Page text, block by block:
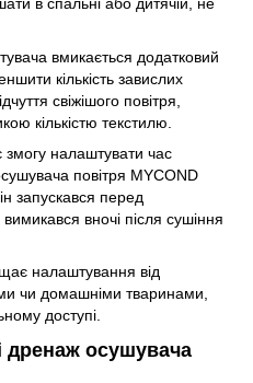
в спальні або дитячій, не
вмикається додатковий
кількість завислих
свіжішого повітря,
кількістю текстилю.
змогу налаштувати час
повітря MYCOND
запускався перед
вночі після сушіння
налаштування від
чи домашніми тваринами,
доступі.
дренаж осушувача